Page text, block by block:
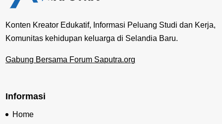
Konten Kreator Edukatif, Informasi Peluang Studi dan Kerja,
Komunitas kehidupan keluarga di Selandia Baru.
Gabung Bersama Forum Saputra.org
Informasi
Home